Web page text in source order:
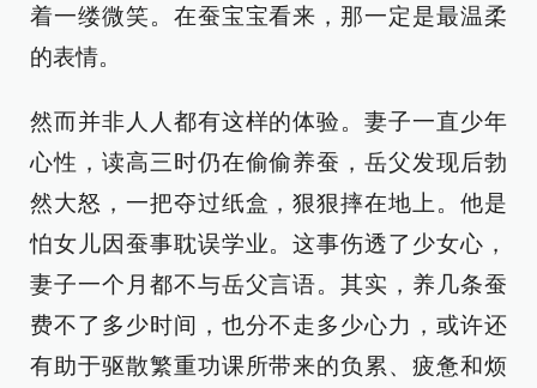
着一缕微笑。在蚕宝宝看来，那一定是最温柔
的表情。
然而并非人人都有这样的体验。妻子一直少年
心性，读高三时仍在偷偷养蚕，岳父发现后勃
然大怒，一把夺过纸盒，狠狠摔在地上。他是
怕女儿因蚕事耽误学业。这事伤透了少女心，
妻子一个月都不与岳父言语。其实，养几条蚕
费不了多少时间，也分不走多少心力，或许还
有助于驱散繁重功课所带来的负累、疲惫和烦